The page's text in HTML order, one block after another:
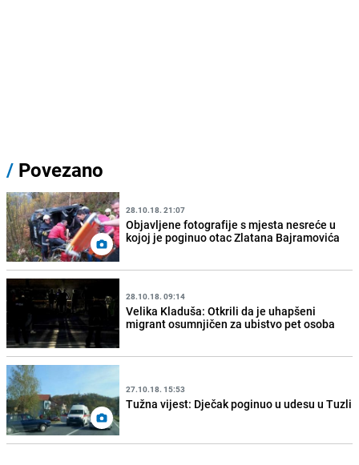
/ Povezano
28.10.18. 21:07
Objavljene fotografije s mjesta nesreće u
kojoj je poginuo otac Zlatana Bajramovića
28.10.18. 09:14
Velika Kladuša: Otkrili da je uhapšeni
migrant osumnjičen za ubistvo pet osoba
27.10.18. 15:53
Tužna vijest: Dječak poginuo u udesu u Tuzli